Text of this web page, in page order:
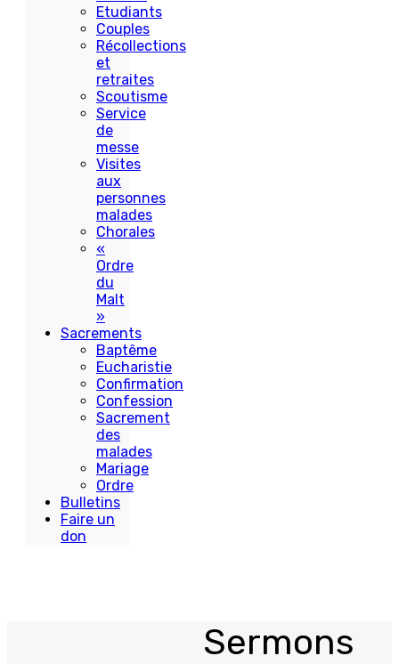
Etudiants
Couples
Récollections
et
retraites
Scoutisme
Service
de
messe
Visites
aux
personnes
malades
Chorales
«
Ordre
du
Malt
»
Sacrements
Baptême
Eucharistie
Confirmation
Confession
Sacrement
des
malades
Mariage
Ordre
Bulletins
Faire un
don
Sermons